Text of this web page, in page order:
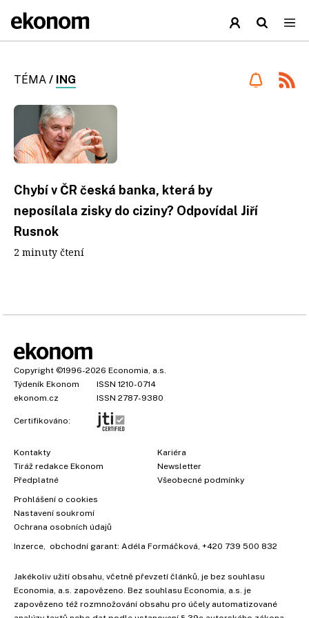
TÉMA / ING
Chybí v ČR česká banka, která by
neposílala zisky do ciziny? Odpovídal Jiří
Rusnok
2 minuty čtení
Copyright ©1996-2026 Economia, a.s.
Týdeník Ekonom
ISSN 1210-0714
ekonom.cz
ISSN 2787-9380
Certifikováno:
Kontakty
Tiráž redakce Ekonom
Předplatné
Kariéra
Newsletter
Všeobecné podmínky
Prohlášení o cookies
Nastavení soukromí
Ochrana osobních údajů
Inzerce , obchodní garant: Adéla Formáčková +420 739 500 832
Jakékoliv užití obsahu, včetně převzetí článků, je bez souhlasu
Economia, a.s. zapovězeno. Bez souhlasu Economia, a.s. je
zapovězeno též rozmnožování obsahu pro účely automatizované